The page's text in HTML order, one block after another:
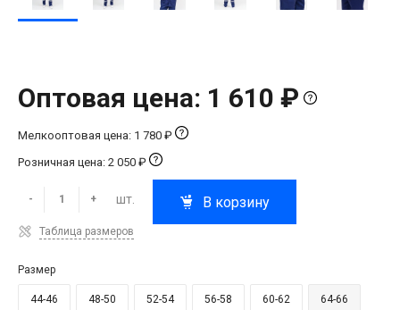
Оптовая цена: 1 610 ₽
Мелкооптовая цена: 1 780 ₽
Розничная цена: 2 050 ₽
- + шт. В корзину
Таблица размеров
Размер
44-46 48-50 52-54 56-58 60-62 64-66